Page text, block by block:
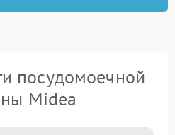
посудомоечной
Midea